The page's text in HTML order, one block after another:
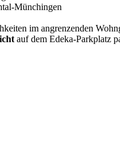
Münchingen
im angrenzenden
auf dem Edeka-Parkplatz